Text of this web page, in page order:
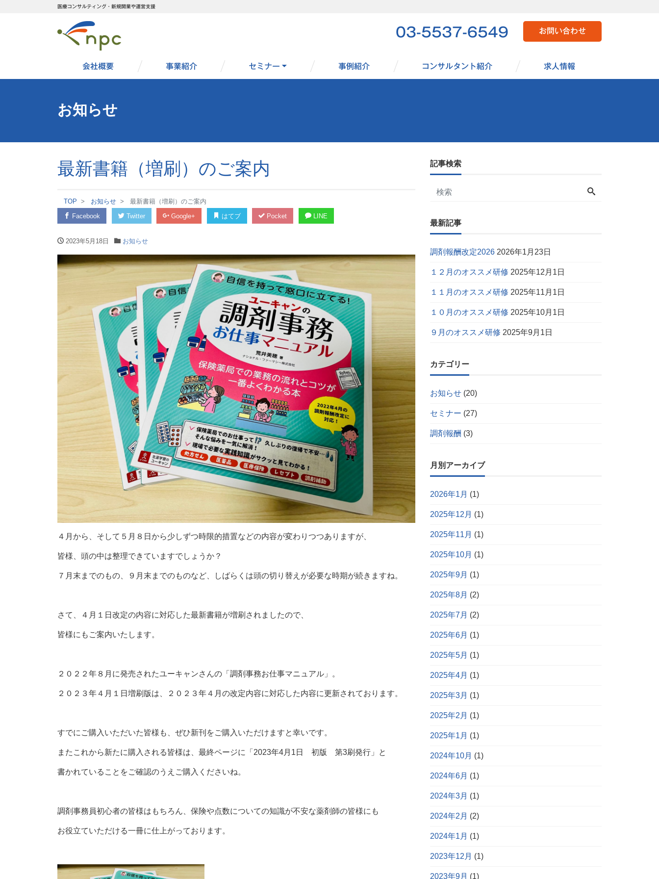
医療コンサルティング・新規開業や運営支援
03-5537-6549 お問い合わせ
会社概要 事業紹介 セミナー 事例紹介 コンサルタント紹介 求人情報
お知らせ
最新書籍（増刷）のご案内
TOP お知らせ
最新書籍（増刷）のご案内
Facebook
Twitter Google+ はてブ Pocket LINE
2023年5月18日 お知らせ
４月から、そして５月８日から少しずつ時限的措置などの内容が変わりつつありますが、
皆様、頭の中は整理できていますでしょうか？
７月末までのもの、９月末までのものなど、しばらくは頭の切り替えが必要な時期が続きますね。
さて、４月１日改定の内容に対応した最新書籍が増刷されましたので、
皆様にもご案内いたします。
２０２２年８月に発売されたユーキャンさんの「調剤事務お仕事マニュアル」。
２０２３年４月１日増刷版は、２０２３年４月の改定内容に対応した内容に更新されております。
すでにご購入いただいた皆様も、ぜひ新刊をご購入いただけますと幸いです。
またこれから新たに購入される皆様は、最終ページに「2023年4月1日 初版 第3刷発行」と
書かれていることをご確認のうえご購入くださいね。
調剤事務員初心者の皆様はもちろん、保険や点数についての知識が不安な薬剤師の皆様にも
お役立ていただける一冊に仕上がっております。
記事検索
最新記事
調剤報酬改定2026 2026年1月23日
１２月のオススメ研修 2025年12月1日
１１月のオススメ研修 2025年11月1日
１０月のオススメ研修 2025年10月1日
９月のオススメ研修 2025年9月1日
カテゴリー
お知らせ (20)
セミナー (27)
調剤報酬 (3)
月別アーカイブ
2026年1月 (1)
2025年12月 (1)
2025年11月 (1)
2025年10月 (1)
2025年9月 (1)
2025年8月 (2)
2025年7月 (2)
2025年6月 (1)
2025年5月 (1)
2025年4月 (1)
2025年3月 (1)
2025年2月 (1)
2025年1月 (1)
2024年10月 (1)
2024年6月 (1)
2024年3月 (1)
2024年2月 (2)
2024年1月 (1)
2023年12月 (1)
2023年9月 (1)